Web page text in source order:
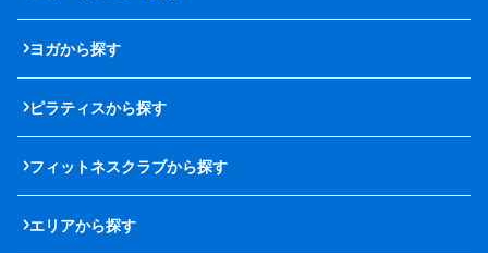
ヨガから探す
ピラティスから探す
フィットネスクラブから探す
エリアから探す